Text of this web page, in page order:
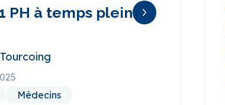
Médecins
PH à temps plein